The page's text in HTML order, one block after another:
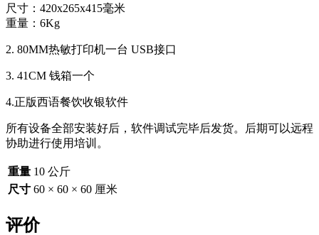
尺寸：420x265x415毫米
重量：6Kg
2. 80MM热敏打印机一台 USB接口
3. 41CM 钱箱一个
4.正版西语餐饮收银软件
所有设备全部安装好后，软件调试完毕后发货。后期可以远程
协助进行使用培训。
重量 10 公斤
尺寸 60 × 60 × 60 厘米
评价